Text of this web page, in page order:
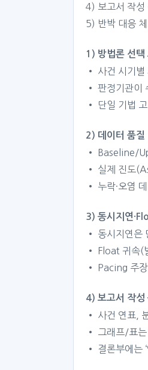
4) 보고서 작성
5) 반박 대응
1) 방법론 선택
• 사건 시기별
• 판정기관이
• 단일 기법
2) 데이터 품질
• Baseline/
• 실제 진도
• 누락·오염
3) 동시지연
• 동시지연은
• Float 귀속(
• Pacing 주장
4) 보고서 작성
• 사건 연표,
• 그래프/표는
• 결론부에는